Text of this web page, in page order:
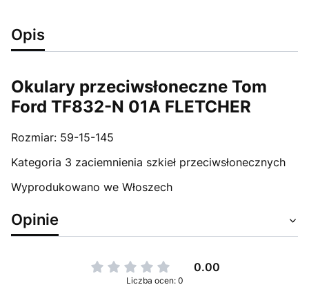
Opis
Okulary przeciwsłoneczne Tom
Ford TF832-N 01A FLETCHER
Rozmiar: 59-15-145
Kategoria 3 zaciemnienia szkieł przeciwsłonecznych
Wyprodukowano we Włoszech
Opinie
0.00
Liczba ocen: 0